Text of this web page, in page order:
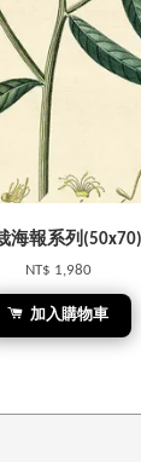
海報系列(50x70)
NT$ 1,980
加入購物車